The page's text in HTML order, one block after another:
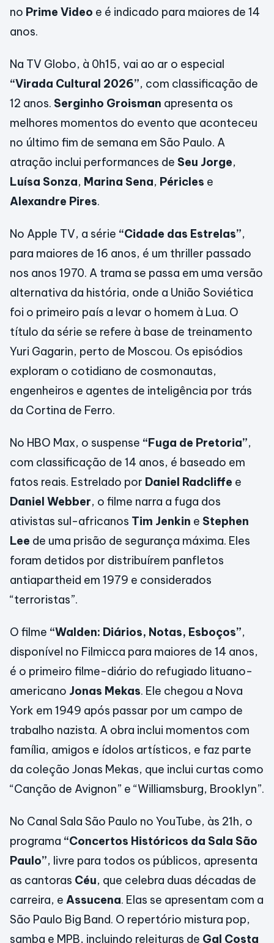
no Prime Video e é indicado para maiores de 14
anos.
Na TV Globo, à 0h15, vai ao ar o especial
“Virada Cultural 2026”, com classificação de
12 anos. Serginho Groisman apresenta os
melhores momentos do evento que aconteceu
no último fim de semana em São Paulo. A
atração inclui performances de Seu Jorge,
Luísa Sonza, Marina Sena, Péricles e
Alexandre Pires.
No Apple TV, a série “Cidade das Estrelas”,
para maiores de 16 anos, é um thriller passado
nos anos 1970. A trama se passa em uma versão
alternativa da história, onde a União Soviética
foi o primeiro país a levar o homem à Lua. O
título da série se refere à base de treinamento
Yuri Gagarin, perto de Moscou. Os episódios
exploram o cotidiano de cosmonautas,
engenheiros e agentes de inteligência por trás
da Cortina de Ferro.
No HBO Max, o suspense “Fuga de Pretoria”,
com classificação de 14 anos, é baseado em
fatos reais. Estrelado por Daniel Radcliffe e
Daniel Webber, o filme narra a fuga dos
ativistas sul-africanos Tim Jenkin e Stephen
Lee de uma prisão de segurança máxima. Eles
foram detidos por distribuírem panfletos
antiapartheid em 1979 e considerados
“terroristas”.
O filme “Walden: Diários, Notas, Esboços”,
disponível no Filmicca para maiores de 14 anos,
é o primeiro filme-diário do refugiado lituano-
americano Jonas Mekas. Ele chegou a Nova
York em 1949 após passar por um campo de
trabalho nazista. A obra inclui momentos com
família, amigos e ídolos artísticos, e faz parte
da coleção Jonas Mekas, que inclui curtas como
“Canção de Avignon” e “Williamsburg, Brooklyn”.
No Canal Sala São Paulo no YouTube, às 21h, o
programa “Concertos Históricos da Sala São
Paulo”, livre para todos os públicos, apresenta
as cantoras Céu, que celebra duas décadas de
carreira, e Assucena. Elas se apresentam com a
São Paulo Big Band. O repertório mistura pop,
samba e MPB, incluindo releituras de Gal Costa